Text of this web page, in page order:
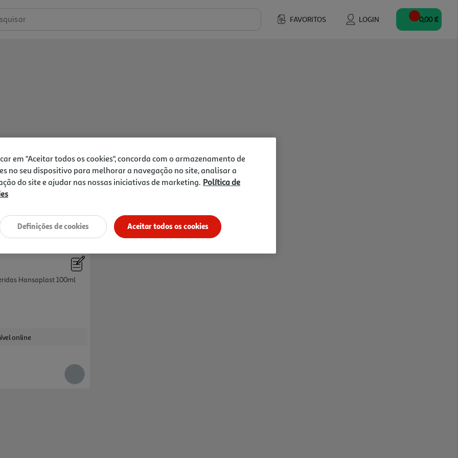
FAVORITOS LOGIN 0,00 €
Hansaplast 100ml
online
em "Aceitar todos os cookies", concorda com o armazenamento de
no seu dispositivo para melhorar a navegação no site, analisar a
do site e ajudar nas nossas iniciativas de marketing. Política de
Aceitar todos os cookies
Definições de cookies